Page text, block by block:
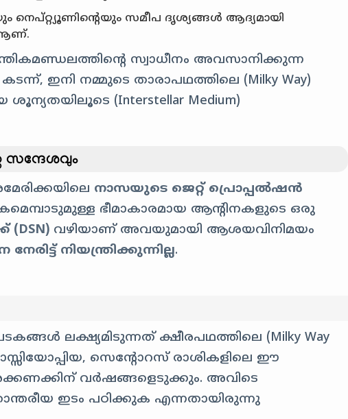
നെപ്റ്റ്യൂണിൻ്റെയും സമീപ ദൃശ്യങ്ങൾ ആദ്യമായി
ആണ്.
സ്വാധീനം അവസാനിക്കുന്ന
ഇനി നമ്മുടെ താരാപഥത്തിലെ (Milky Way)
(Interstellar Medium)
സന്ദേശവും
നാസയുടെ ജെറ്റ് പ്രൊപ്പൽഷൻ
ഭീമാകാരമായ ആന്റിനകളുടെ ഒരു
വഴിയാണ് അവയുമായി ആശയവിനിമയം
നിയന്ത്രിക്കുന്നില്ല.
ലക്ഷ്യമിടുന്നത് ക്ഷീരപഥത്തിലെ (Milky Way
സെൻ്റോറസ് രാശികളിലെ ഈ
വർഷങ്ങളെടുക്കും. അവിടെ
ഇടം പഠിക്കുക എന്നതായിരുന്നു